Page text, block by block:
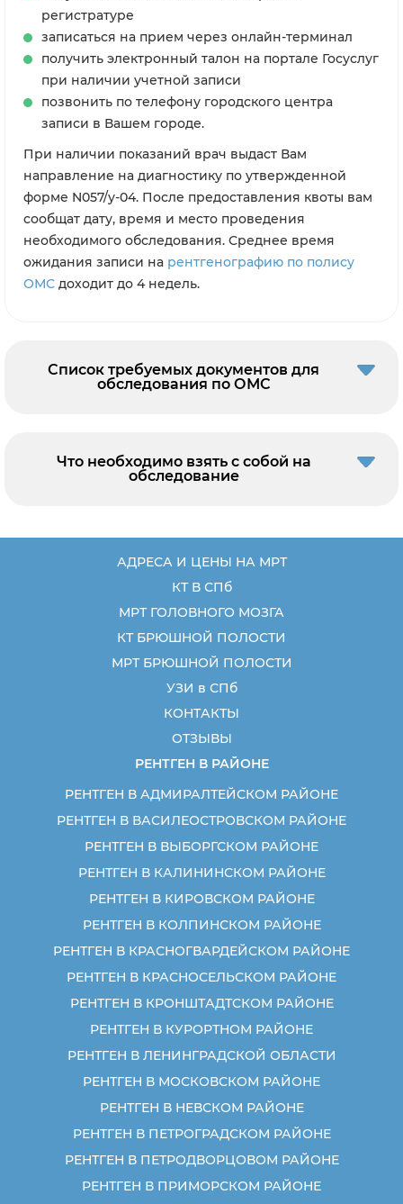
регистратуре
записаться на прием через онлайн-терминал
получить электронный талон на портале Госуслуг
при наличии учетной записи
позвонить по телефону городского центра
записи в Вашем городе.
При наличии показаний врач выдаст Вам
направление на диагностику по утвержденной
форме N057/у-04. После предоставления квоты вам
сообщат дату, время и место проведения
необходимого обследования. Среднее время
ожидания записи на рентгенографию по полису
ОМС доходит до 4 недель.
Список требуемых документов для
обследования по ОМС
Что необходимо взять с собой на
обследование
АДРЕСА И ЦЕНЫ НА МРТ
КТ В СПб
МРТ ГОЛОВНОГО МОЗГА
КТ БРЮШНОЙ ПОЛОСТИ
МРТ БРЮШНОЙ ПОЛОСТИ
УЗИ в СПб
КОНТАКТЫ
ОТЗЫВЫ
РЕНТГЕН В РАЙОНЕ
РЕНТГЕН В АДМИРАЛТЕЙСКОМ РАЙОНЕ
РЕНТГЕН В ВАСИЛЕОСТРОВСКОМ РАЙОНЕ
РЕНТГЕН В ВЫБОРГСКОМ РАЙОНЕ
РЕНТГЕН В КАЛИНИНСКОМ РАЙОНЕ
РЕНТГЕН В КИРОВСКОМ РАЙОНЕ
РЕНТГЕН В КОЛПИНСКОМ РАЙОНЕ
РЕНТГЕН В КРАСНОГВАРДЕЙСКОМ РАЙОНЕ
РЕНТГЕН В КРАСНОСЕЛЬСКОМ РАЙОНЕ
РЕНТГЕН В КРОНШТАДТСКОМ РАЙОНЕ
РЕНТГЕН В КУРОРТНОМ РАЙОНЕ
РЕНТГЕН В ЛЕНИНГРАДСКОЙ ОБЛАСТИ
РЕНТГЕН В МОСКОВСКОМ РАЙОНЕ
РЕНТГЕН В НЕВСКОМ РАЙОНЕ
РЕНТГЕН В ПЕТРОГРАДСКОМ РАЙОНЕ
РЕНТГЕН В ПЕТРОДВОРЦОВОМ РАЙОНЕ
РЕНТГЕН В ПРИМОРСКОМ РАЙОНЕ